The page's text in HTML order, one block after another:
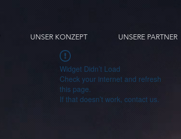
UNSER KONZEPT UNSERE PARTNER
Widget Didn’t Load
Check your internet and refresh
this page.
If that doesn’t work, contact us.